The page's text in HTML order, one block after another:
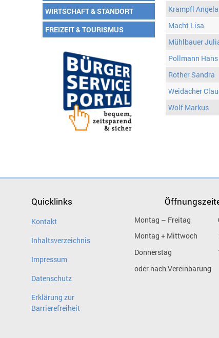
WIRTSCHAFT & STANDORT
FREIZEIT & TOURISMUS
Krampfl Angela
Macht Lisa
Mühlbauer
Pollmann Hans
Rother Sandra
Weidacher
Wolf Markus
Quicklinks
Kontakt
Inhaltsverzeichnis
Impressum
Datenschutz
Erklärung zur
Barrierefreiheit
Montag – Freitag
Montag + Mittwoch
Donnerstag
oder nach Vereinbarung